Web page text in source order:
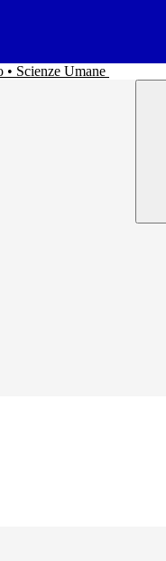
• Scienze Umane